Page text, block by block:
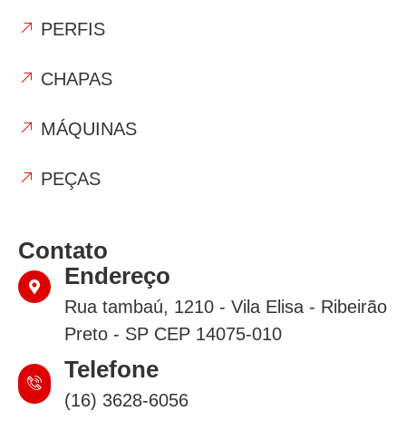
PERFIS
CHAPAS
MÁQUINAS
PEÇAS
Contato
Endereço
Rua tambaú, 1210 - Vila Elisa - Ribeirão
Preto - SP CEP 14075-010
Telefone
(16) 3628-6056